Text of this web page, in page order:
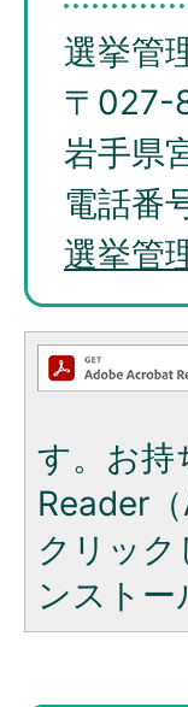
選挙管
〒027-
岩手県
電話番
選挙管
す。お持
Reader
クリッ
ンストー